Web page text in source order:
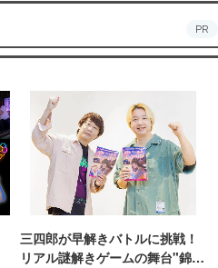
PR
三四郎が早解きバトルに挑戦！
リアル謎解きゲームの舞台"錦糸